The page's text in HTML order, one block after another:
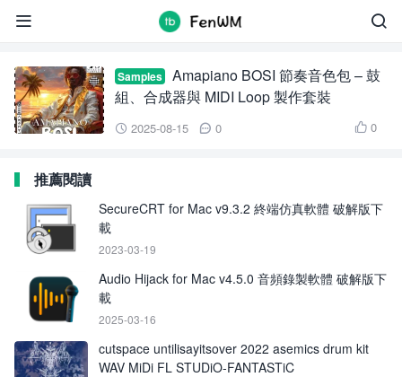

 Amapiano BOSI 節奏音色包
Samples
Amapiano BOSI 節奏音色包 – 鼓
組、合成器與 MIDI Loop 製作套裝
 2025-08-15  0  0
推薦閱讀
SecureCRT for Mac v9.3.2 終端仿真軟體 破解版下
載
2023-03-19
Audio Hijack for Mac v4.5.0 音頻錄製軟體 破解版下
載
2025-03-16
cutspace untilisayitsover 2022 asemics drum kit
WAV MiDi FL STUDiO-FANTASTiC